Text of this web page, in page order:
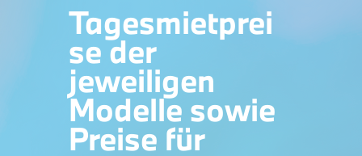
Tagesmietprei
se der
jeweiligen
Modelle sowie
Preise für